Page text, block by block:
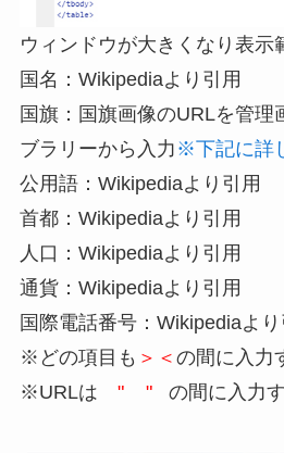
ウィンドウが大きくなり表示
国名：Wikipediaより引用
国旗：国旗画像のURLを管理
ブラリーから入力 ※下記に詳
公用語：Wikipediaより引用
首都：Wikipediaより引用
人口：Wikipediaより引用
通貨：Wikipediaより引用
国際電話番号：Wikipediaより
※どの項目も ＞＜ の間に入力
※URLは " " の間に入力